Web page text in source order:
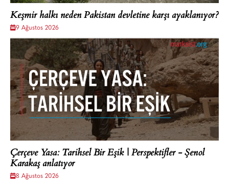
Keşmir halkı neden Pakistan devletine karşı ayaklanıyor?
9 Ağustos 2026
Çerçeve Yasa: Tarihsel Bir Eşik | Perspektifler - Şenol
Karakaş anlatıyor
8 Ağustos 2026